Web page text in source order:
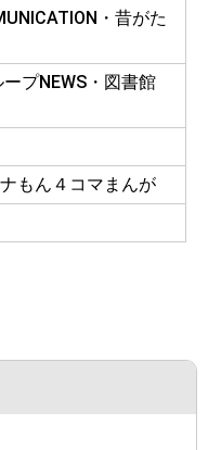
・昔がた
プNEWS・図書館
もん４コマまんが